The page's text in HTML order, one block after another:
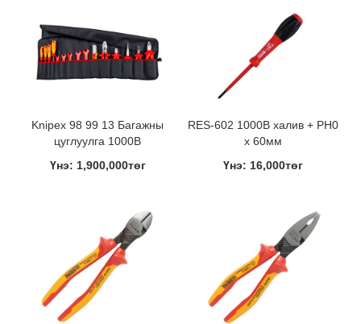
Knipex 98 99 13 Багажны
цуглуулга 1000В
Үнэ: 1,900,000төг
RES-602 1000В халив + PH0
x 60мм
Үнэ: 16,000төг